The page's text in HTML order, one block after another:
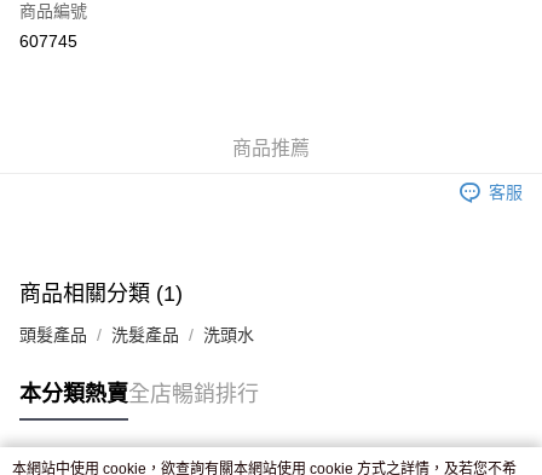
Apple Pay
付款後門市自取，訂單確認後2-4個工作天到店，7天內取。逾期後
商品編號
607745
商品推薦
客服
商品相關分類 (1)
頭髮產品 洗髮產品 洗頭水
本分類熱賣全店暢銷排行
本網站中使用 cookie，欲查詢有關本網站使用 cookie 方式之詳情，及若您不希